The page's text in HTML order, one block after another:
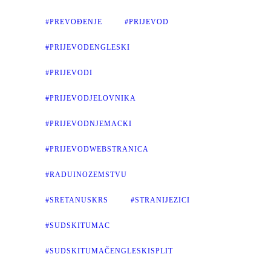
#PREVOĐENJE #PRIJEVOD
#PRIJEVODENGLESKI
#PRIJEVODI
#PRIJEVODJELOVNIKA
#PRIJEVODNJEMACKI
#PRIJEVODWEBSTRANICA
#RADUINOZEMSTVU
#SRETANUSKRS #STRANIJEZICI
#SUDSKITUMAC
#SUDSKITUMAČENGLESKISPLIT